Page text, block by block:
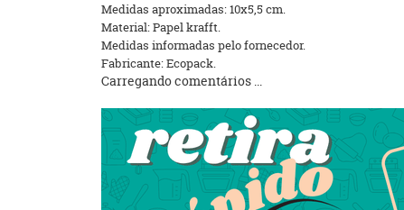
Medidas aproximadas: 10x5,5 cm.
Material: Papel krafft.
Medidas informadas pelo fornecedor.
Fabricante: Ecopack.
Carregando comentários ...